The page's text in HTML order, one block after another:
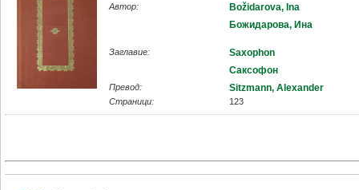
Автор:
Božidarova, Ina
Божидарова, Ина
Заглавие:
Saxophon
Саксофон
Превод: Sitzmann, Alexander
Страници: 123